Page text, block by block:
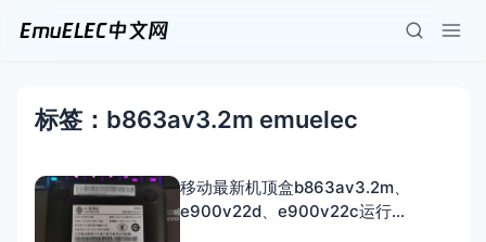
标签：b863av3.2m emuelec
移动最新机顶盒b863av3.2m、
e900v22d、e900v22c运行